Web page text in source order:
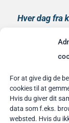
For at give dig de
cookies til at
Hvis du giver dit
data som f.eks.
websted. Hvis du
Hver dag fra
her